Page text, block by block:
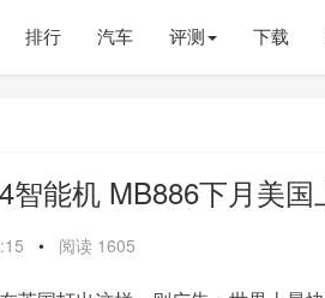
排行 汽车 评测 下载
智能机 MB886下月美国
• 阅读 1605